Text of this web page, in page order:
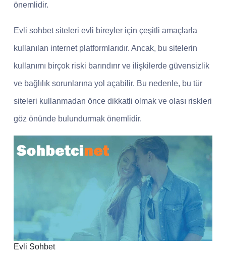
önemlidir.
Evli sohbet siteleri evli bireyler için çeşitli amaçlarla
kullanılan internet platformlarıdır. Ancak, bu sitelerin
kullanımı birçok riski barındırır ve ilişkilerde güvensizlik
ve bağlılık sorunlarına yol açabilir. Bu nedenle, bu tür
siteleri kullanmadan önce dikkatli olmak ve olası riskleri
göz önünde bulundurmak önemlidir.
Evli Sohbet